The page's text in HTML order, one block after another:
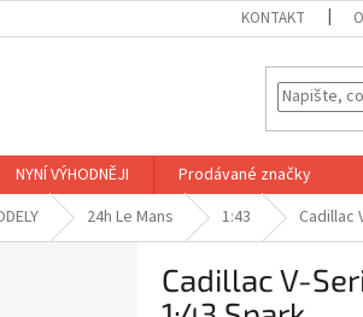
KONTAKT
NYNÍ VÝHODNĚJI
Prodávané značky
24h Le Mans 1:43 Cadillac
Cadillac V-